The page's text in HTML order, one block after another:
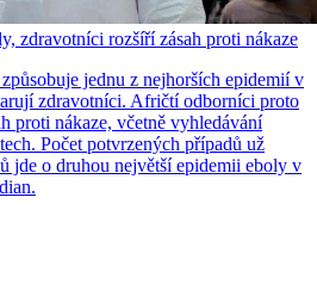
zdravotníci rozšíří zásah proti nákaze
jednu z nejhorších epidemií v
zdravotníci. Afričtí odborníci proto
proti nákaze, včetně vyhledávání
Počet potvrzených případů už
jde o druhou největší epidemii eboly v